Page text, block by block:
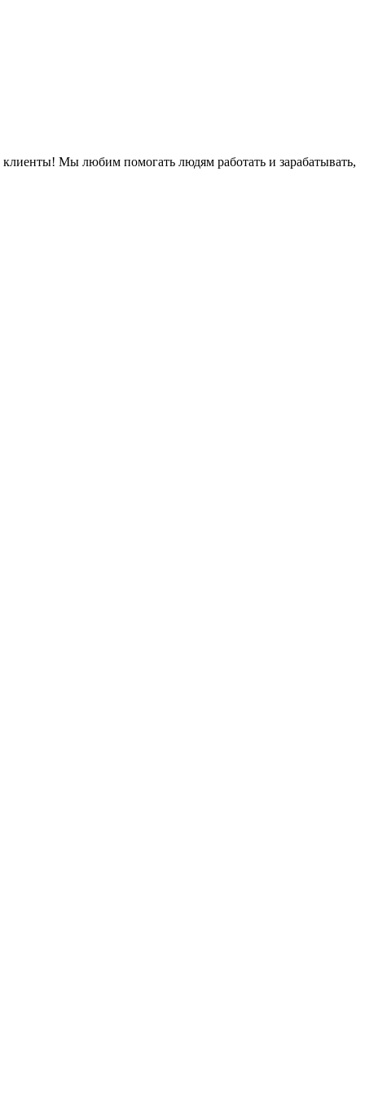
Мы любим помогать людям работать и зарабатывать,